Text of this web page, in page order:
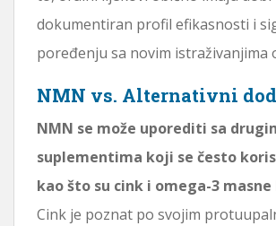
dokumentiran profil efikasnosti i
poređenju sa novim istraživanjima
NMN vs. Alternativni
NMN se može uporediti sa
suplementima koji se često
kao što su cink i omega-3
Cink je poznat po svojim